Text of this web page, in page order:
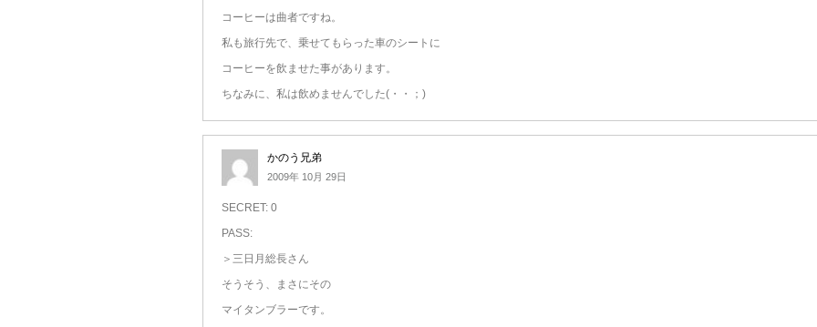
コーヒーは曲者ですね。
私も旅行先で、乗せてもらった車のシートに
コーヒーを飲ませた事があります。
ちなみに、私は飲めませんでした(・・；)
かのう兄弟
2009年 10月 29日
SECRET: 0
PASS:
＞三日月総長さん
そうそう、まさにその
マイタンブラーです。